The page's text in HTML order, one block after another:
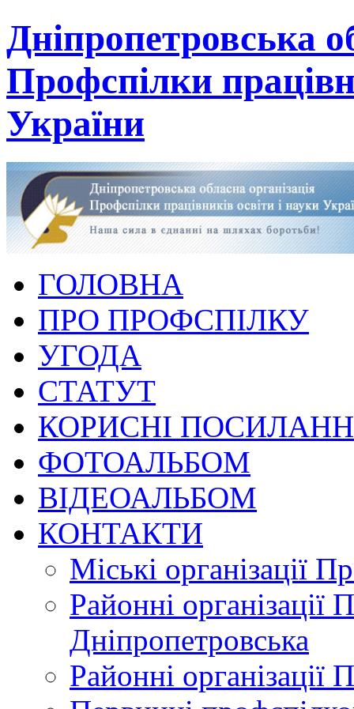
Дніпропетровська
Профспілки
України
ГОЛОВНА
ПРО ПРОФСПІЛКУ
УГОДА
СТАТУТ
КОРИСНІ
ФОТОАЛЬБОМ
ВІДЕОАЛЬБОМ
КОНТАКТИ
Міські організації
Районні організації
Дніпропетровська
Районні організації